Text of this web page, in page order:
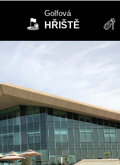
Golfová
HŘIŠTĚ